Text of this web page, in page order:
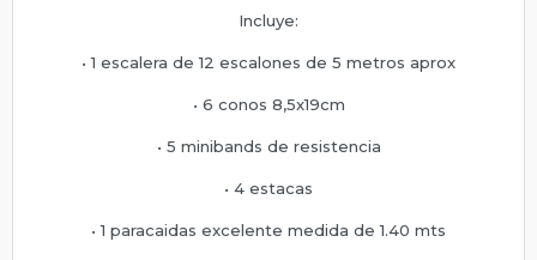
Incluye:
• 1 escalera de 12 escalones de 5 metros aprox
• 6 conos 8,5x19cm
• 5 minibands de resistencia
• 4 estacas
• 1 paracaidas excelente medida de 1.40 mts